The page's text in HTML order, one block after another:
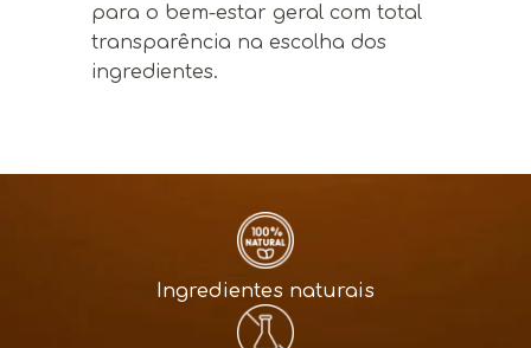
para o bem-estar geral com total
transparência na escolha dos
ingredientes.
Ingredientes naturais